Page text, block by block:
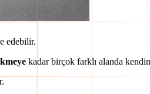
edebilir.
kadar birçok farklı alanda